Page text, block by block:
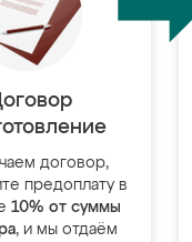
договор,
предоплату в
10% от суммы
, и мы отдаём